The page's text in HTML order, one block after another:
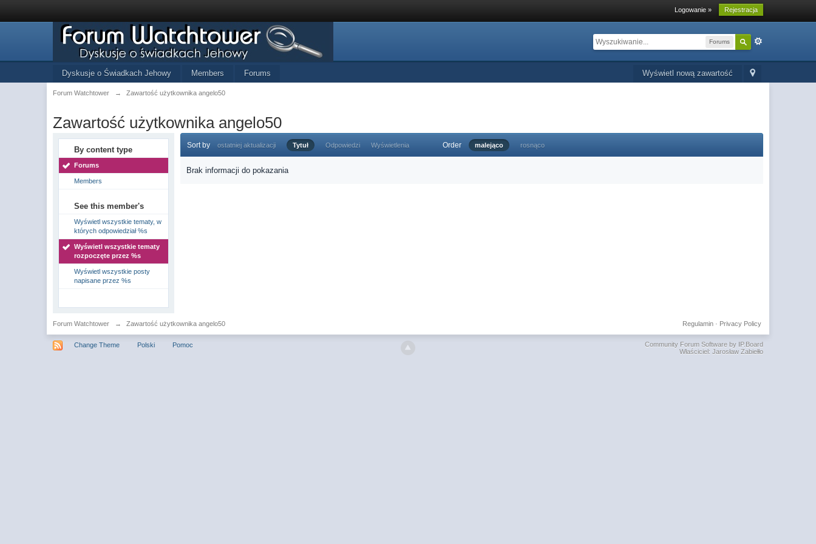
Logowanie » Rejestracja
Forums
Wyświetl nową zawartość
Dyskusje o Świadkach Jehowy Members Forums
Forum Watchtower → Zawartość użytkownika angelo50
Zawartość użytkownika angelo50
By content type
Forums
Members
See this member's
Wyświetl wszystkie tematy, w
których odpowiedział %s
Wyświetl wszystkie tematy
rozpoczęte przez %s
Wyświetl wszystkie posty
napisane przez %s
Sort by ostatniej aktualizacji Tytuł Odpowiedzi Wyświetlenia Order malejąco rosnąco
Brak informacji do pokazania
Forum Watchtower → Zawartość użytkownika angelo50 Privacy Policy
Regulamin·
Change Theme Polski Pomoc
Community Forum Software by IP.Board
Właściciel: Jarosław Zabiełło